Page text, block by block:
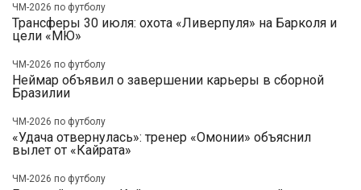
ЧМ-2026 по футболу
Трансферы 30 июля: охота «Ливерпуля» на Барколя и
цели «МЮ»
ЧМ-2026 по футболу
Неймар объявил о завершении карьеры в сборной
Бразилии
ЧМ-2026 по футболу
«Удача отвернулась»: тренер «Омонии» объяснил
вылет от «Кайрата»
ЧМ-2026 по футболу